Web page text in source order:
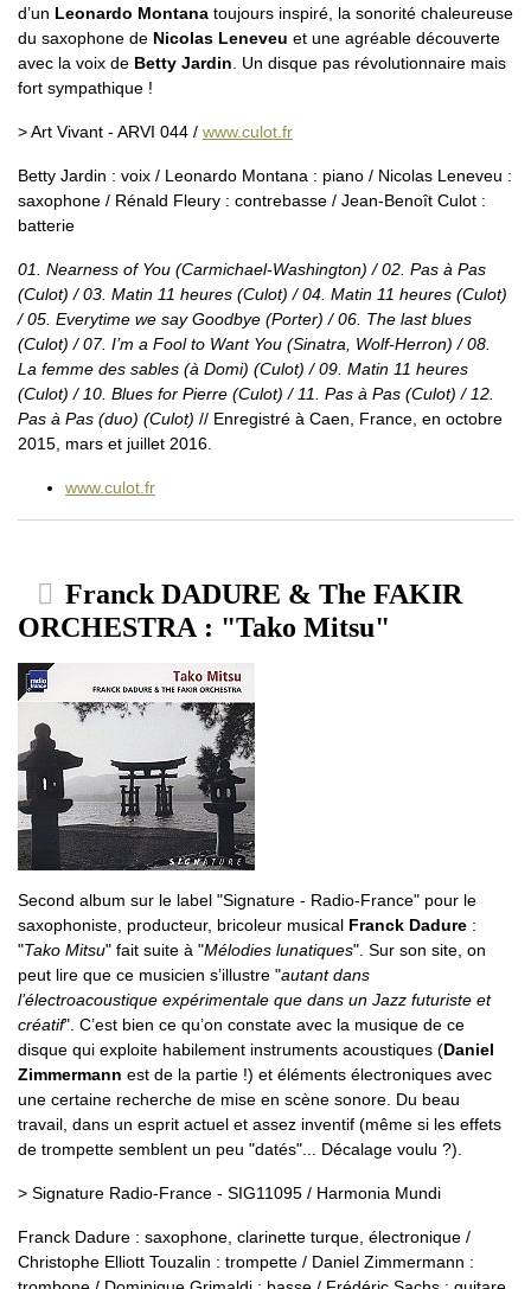
d’un Leonardo Montana toujours inspiré, la sonorité chaleureuse
du saxophone de Nicolas Leneveu et une agréable découverte
avec la voix de Betty Jardin. Un disque pas révolutionnaire mais
fort sympathique !
> Art Vivant - ARVI 044 / www.culot.fr
Betty Jardin : voix / Leonardo Montana : piano / Nicolas Leneveu :
saxophone / Rénald Fleury : contrebasse / Jean-Benoît Culot :
batterie
01. Nearness of You (Carmichael-Washington) / 02. Pas à Pas
(Culot) / 03. Matin 11 heures (Culot) / 04. Matin 11 heures (Culot)
/ 05. Everytime we say Goodbye (Porter) / 06. The last blues
(Culot) / 07. I’m a Fool to Want You (Sinatra, Wolf-Herron) / 08.
La femme des sables (à Domi) (Culot) / 09. Matin 11 heures
(Culot) / 10. Blues for Pierre (Culot) / 11. Pas à Pas (Culot) / 12.
Pas à Pas (duo) (Culot) // Enregistré à Caen, France, en octobre
2015, mars et juillet 2016.
www.culot.fr
Franck DADURE & The FAKIR
ORCHESTRA : "Tako Mitsu"
Second album sur le label "Signature - Radio-France" pour le
saxophoniste, producteur, bricoleur musical Franck Dadure :
"Tako Mitsu" fait suite à "Mélodies lunatiques". Sur son site, on
peut lire que ce musicien s’illustre "autant dans
l’électroacoustique expérimentale que dans un Jazz futuriste et
créatif". C’est bien ce qu’on constate avec la musique de ce
disque qui exploite habilement instruments acoustiques (Daniel
Zimmermann est de la partie !) et éléments électroniques avec
une certaine recherche de mise en scène sonore. Du beau
travail, dans un esprit actuel et assez inventif (même si les effets
de trompette semblent un peu "datés"... Décalage voulu ?).
> Signature Radio-France - SIG11095 / Harmonia Mundi
Franck Dadure : saxophone, clarinette turque, électronique /
Christophe Elliott Touzalin : trompette / Daniel Zimmermann :